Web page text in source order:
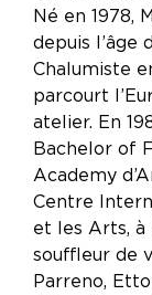
Né en 1978,
depuis l’âge
Chalumiste
parcourt
atelier. En
Bachelor of
Academy
Centre
et les Arts, à
souffleur de
Parreno,